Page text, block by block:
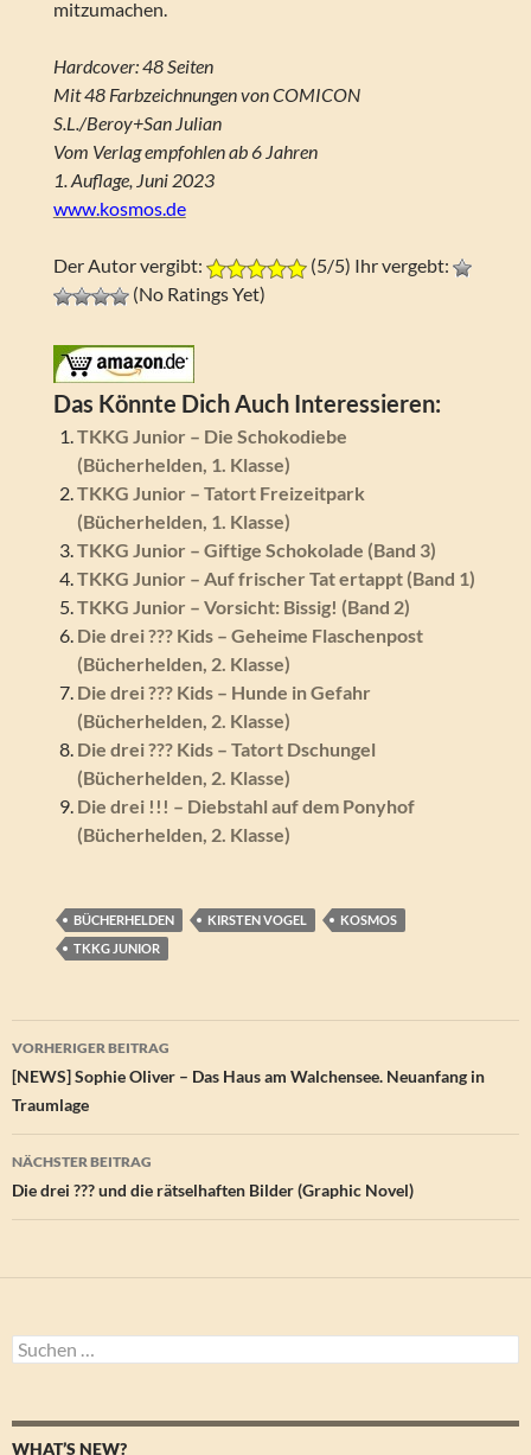
mitzumachen.
Hardcover: 48 Seiten
Mit 48 Farbzeichnungen von COMICON
S.L./Beroy+San Julian
Vom Verlag empfohlen ab 6 Jahren
1. Auflage, Juni 2023
www.kosmos.de
Der Autor vergibt:
(5/5) Ihr vergebt:
(No Ratings Yet)
Das Könnte Dich Auch Interessieren:
TKKG Junior – Die Schokodiebe
(Bücherhelden, 1. Klasse)
TKKG Junior – Tatort Freizeitpark
(Bücherhelden, 1. Klasse)
TKKG Junior – Giftige Schokolade (Band 3)
TKKG Junior – Auf frischer Tat ertappt (Band 1)
TKKG Junior – Vorsicht: Bissig! (Band 2)
Die drei ??? Kids – Geheime Flaschenpost
(Bücherhelden, 2. Klasse)
Die drei ??? Kids – Hunde in Gefahr
(Bücherhelden, 2. Klasse)
Die drei ??? Kids – Tatort Dschungel
(Bücherhelden, 2. Klasse)
Die drei !!! – Diebstahl auf dem Ponyhof
(Bücherhelden, 2. Klasse)
BÜCHERHELDEN KIRSTEN VOGEL
KOSMOS
TKKG JUNIOR
Beitragsnavigation
VORHERIGER BEITRAG
[NEWS] Sophie Oliver – Das Haus am Walchensee. Neuanfang in
Traumlage
NÄCHSTER BEITRAG
Die drei ??? und die rätselhaften Bilder (Graphic Novel)
Suchen
nach:
WHAT’S NEW?